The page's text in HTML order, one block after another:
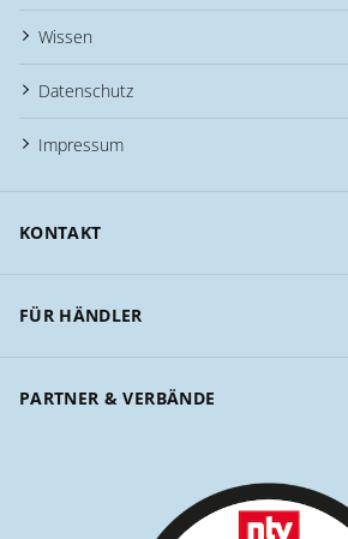
Wissen
Datenschutz
Impressum
KONTAKT
FÜR HÄNDLER
PARTNER & VERBÄNDE